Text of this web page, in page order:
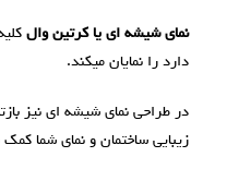
نمای شیشه ای یا کرتین وال
دارد را نمایان میکند.
در طراحی نمای شیشه ای نیز
زیبایی ساختمان و نمای شما